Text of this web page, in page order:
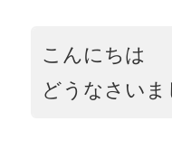
こんにちは
どうなさいま